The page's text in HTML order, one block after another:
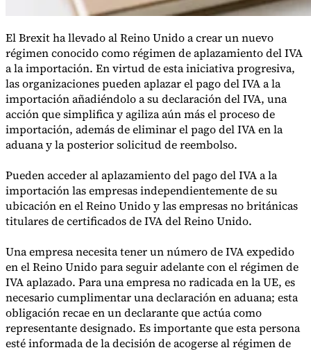
Impuestos indirectos 101
Serie Experto Fiscal
Impuestos indirectos en el comercio electrónicoVAT en la región del
GolfoCómo crear un marco de control de los impuestos
indirectos Impuestos sobre el carbono y tasas medioambientales
El Brexit ha llevado al Reino Unido a crear un nuevo
régimen conocido como régimen de aplazamiento del IVA
a la importación. En virtud de esta iniciativa progresiva,
las organizaciones pueden aplazar el pago del IVA a la
importación añadiéndolo a su declaración del IVA, una
acción que simplifica y agiliza aún más el proceso de
importación, además de eliminar el pago del IVA en la
aduana y la posterior solicitud de reembolso.
Pueden acceder al aplazamiento del pago del IVA a la
importación las empresas independientemente de su
ubicación en el Reino Unido y las empresas no británicas
titulares de certificados de IVA del Reino Unido.
Una empresa necesita tener un número de IVA expedido
en el Reino Unido para seguir adelante con el régimen de
IVA aplazado. Para una empresa no radicada en la UE, es
necesario cumplimentar una declaración en aduana; esta
obligación recae en un declarante que actúa como
representante designado. Es importante que esta persona
esté informada de la decisión de acogerse al régimen de